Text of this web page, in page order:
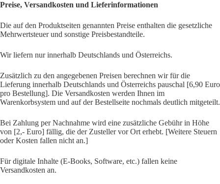
Preise, Versandkosten und Lieferinformationen
Die auf den Produktseiten genannten Preise enthalten die gesetzliche
Mehrwertsteuer und sonstige Preisbestandteile.
Wir liefern nur innerhalb Deutschlands und Österreichs.
Zusätzlich zu den angegebenen Preisen berechnen wir für die
Lieferung innerhalb Deutschlands und Österreichs pauschal [6,90 Euro
pro Bestellung]. Die Versandkosten werden Ihnen im
Warenkorbsystem und auf der Bestellseite nochmals deutlich mitgeteilt.
Bei Zahlung per Nachnahme wird eine zusätzliche Gebühr in Höhe
von [2,- Euro] fällig, die der Zusteller vor Ort erhebt. [Weitere Steuern
oder Kosten fallen nicht an.]
Für digitale Inhalte (E-Books, Software, etc.) fallen keine
Versandkosten an.